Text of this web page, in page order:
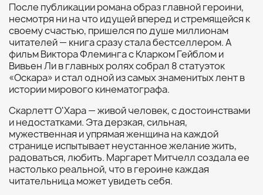
После публикации романа образ главной героини,
несмотря ни на что идущей вперед и стремящейся к
своему счастью, пришелся по душе миллионам
читателей — книга сразу стала бестселлером. А
фильм Виктора Флеминга с Кларком Гейблом и
Вивьен Ли в главных ролях собрал 8 статуэток
«Оскара» и стал одной из самых знаменитых лент в
истории мирового кинематографа.
Скарлетт О'Хара — живой человек, с достоинствами
и недостатками. Эта дерзкая, сильная,
мужественная и упрямая женщина на каждой
странице испытывает неустанное желание жить,
радоваться, любить. Маргарет Митчелл создала ее
настолько реальной, что в героине каждая
читательница может увидеть себя.